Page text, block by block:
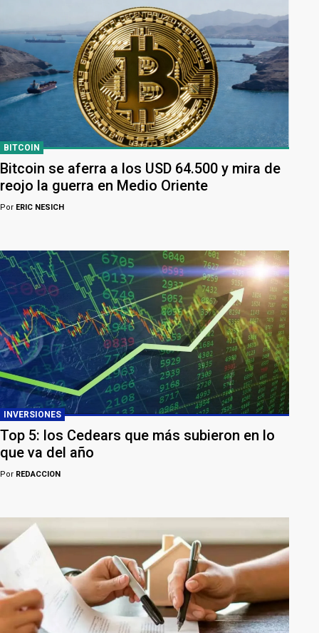
BITCOIN
Bitcoin se aferra a los USD 64.500 y mira de
reojo la guerra en Medio Oriente
Por ERIC NESICH
INVERSIONES
Top 5: los Cedears que más subieron en lo
que va del año
Por REDACCION